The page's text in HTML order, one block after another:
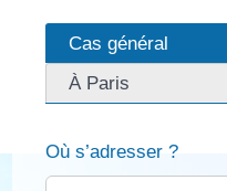
Cas général
À Paris
Où s’adresser ?